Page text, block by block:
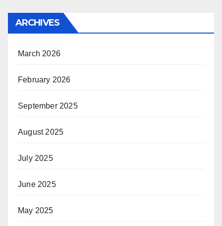
ARCHIVES
March 2026
February 2026
September 2025
August 2025
July 2025
June 2025
May 2025